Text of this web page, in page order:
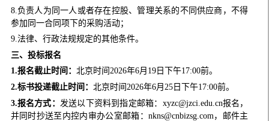
8.负责人为同一人或者存在控股、管理关系的不同供应商，不得
参加同一合同项下的采购活动；
9.法律、行政法规规定的其他条件。
三、 投标报名
1.报名截止时间： 北京时间2026年6月19日下午17:00前。
2.标书投递截止时间： 北京时间2026年6月25日下午17:00前。
3.报名方式： 发送以下资料到指定邮箱：xyzc@jzci.edu.cn报名，
并同时抄送至内控内审办公室邮箱：nkns@cnbizsg.com，邮件主